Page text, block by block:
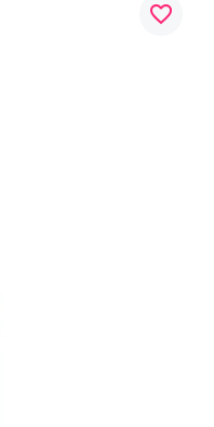
favorite_border